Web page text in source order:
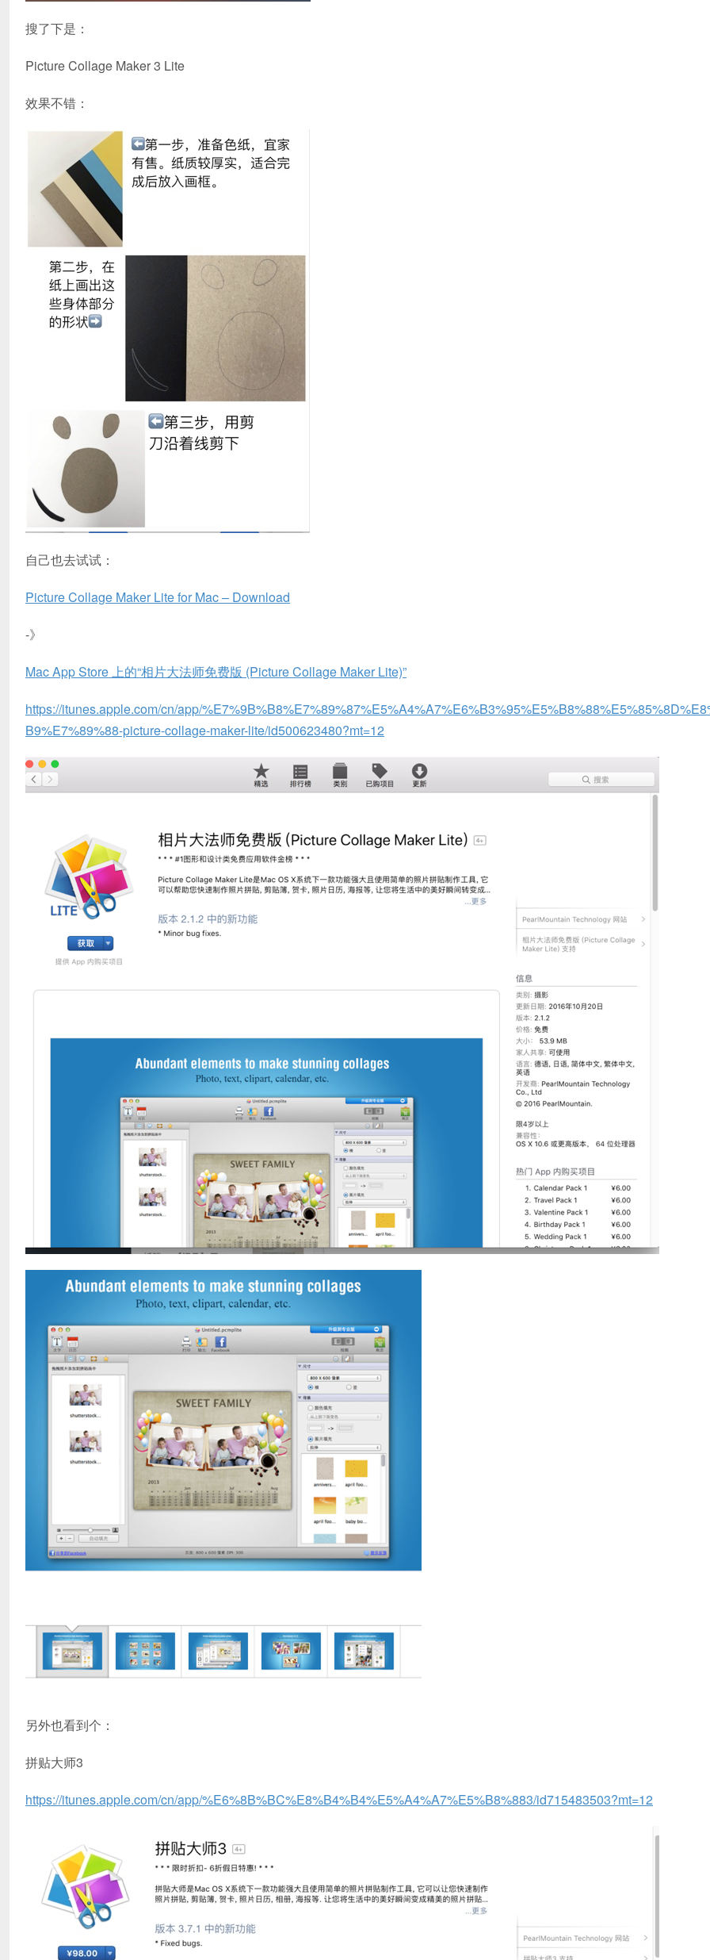
搜了下是：
Picture Collage Maker 3 Lite
效果不错：
自己也去试试：
Picture Collage Maker Lite for Mac – Download
-》
‎Mac App Store 上的“相片大法师免费版 (Picture Collage Maker Lite)”
https://itunes.apple.com/cn/app/
B9%E7%89%88-picture-collage-maker-lite/id500623480?mt=12
另外也看到个：
拼贴大师3
https://itunes.apple.com/cn/app/%E6%8B%BC%E8%B4%B4%E5%A4%A7%E5%B8%883/id715483503?mt=12